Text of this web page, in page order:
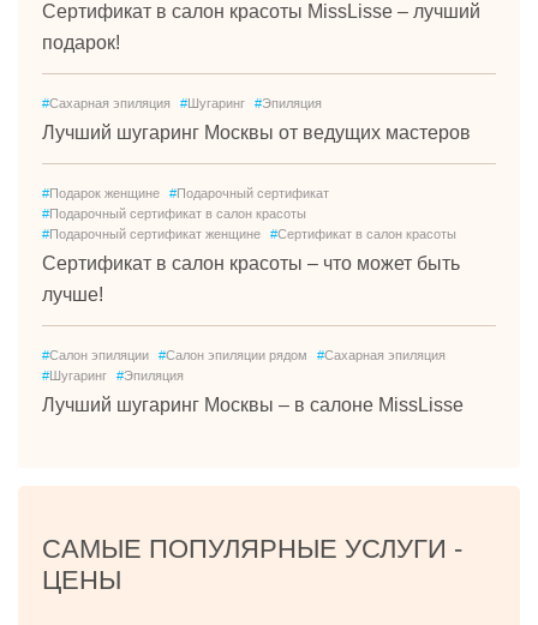
Сертификат в салон красоты MissLisse – лучший
подарок!
#Сахарная эпиляция #Шугаринг #Эпиляция
Лучший шугаринг Москвы от ведущих мастеров
#Подарок женщине #Подарочный сертификат
#Подарочный сертификат в салон красоты
#Подарочный сертификат женщине #Сертификат в салон красоты
Сертификат в салон красоты – что может быть
лучше!
#Салон эпиляции #Салон эпиляции рядом #Сахарная эпиляция
#Шугаринг #Эпиляция
Лучший шугаринг Москвы – в салоне MissLisse
САМЫЕ ПОПУЛЯРНЫЕ УСЛУГИ -
ЦЕНЫ